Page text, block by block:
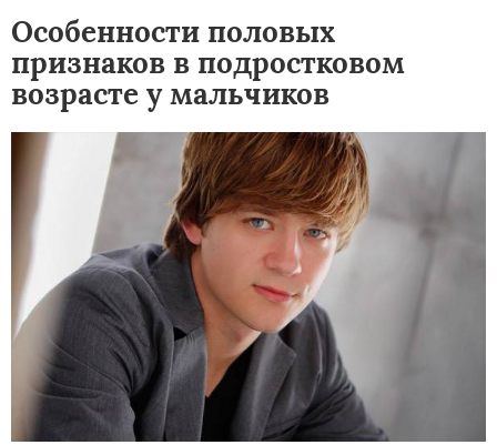
Особенности половых
признаков в подростковом
возрасте у мальчиков